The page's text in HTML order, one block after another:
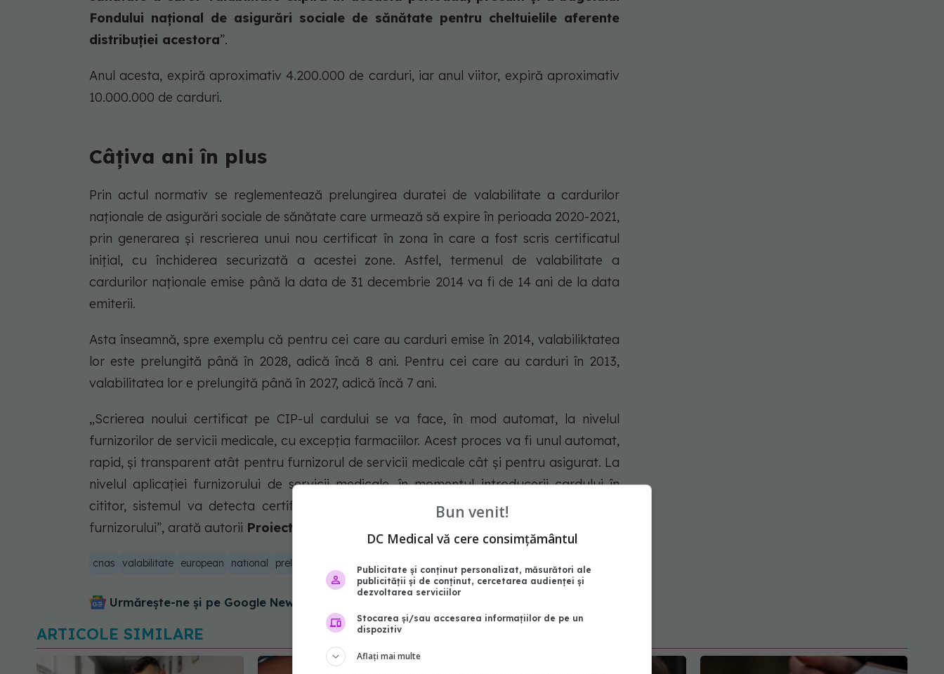
Fondului național de asigurări sociale de sănătate pentru cheltuielile aferente
distribuției acestora”.
Anul acesta, expiră aproximativ 4.200.000 de carduri, iar anul viitor, expiră aproximativ
10.000.000 de carduri.
Câțiva ani în plus
Prin actul normativ se reglementează prelungirea duratei de valabilitate a cardurilor
naționale de asigurări sociale de sănătate care urmează să expire în perioada 2020-2021,
prin generarea și rescrierea unui nou certificat în zona în care a fost scris certificatul
inițial, cu închiderea securizată a acestei zone. Astfel, termenul de valabilitate a
cardurilor naționale emise până la data de 31 decembrie 2014 va fi de 14 ani de la data
emiterii.
Asta înseamnă, spre exemplu că pentru cei care au carduri emise în 2014, valabiliktatea
lor este prelungită până în 2028, adică încă 8 ani. Pentru cei care au carduri în 2013,
valabilitatea lor e prelungită până în 2027, adică încă 7 ani.
„Scrierea noului certificat pe CIP-ul cardului se va face, în mod automat, la nivelul
furnizorilor de servicii medicale, cu excepția farmaciilor. Acest proces va fi unul automat,
rapid, și transparent atât pentru furnizorul de servicii medicale cât și pentru asigurat. La
nivelul aplicației furnizorului de servicii medicale, în momentul introducerii cardului în
cititor, sistemul va detecta certificatul expirat și îl va înlocui fără nicio intervenție a
furnizorului”, arată autorii Proiectului
cnas valabilitate european national prelungita cardurile de sanatate
Urmărește-ne și pe Google News - abonează‑te!
ARTICOLE SIMILARE
Bun venit!
DC Medical vă cere consimțământul
Publicitate și conținut personalizat, măsurători ale
publicității și de conținut, cercetarea audienței și
dezvoltarea serviciilor
Stocarea și/sau accesarea informațiilor de pe un
dispozitiv
Aflați mai multe